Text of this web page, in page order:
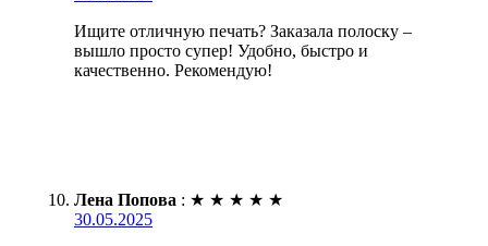
Ищите отличную печать? Заказала полоску –
вышло просто супер! Удобно, быстро и
качественно. Рекомендую!
Лена Попова : ★ ★ ★ ★ ★
30.05.2025